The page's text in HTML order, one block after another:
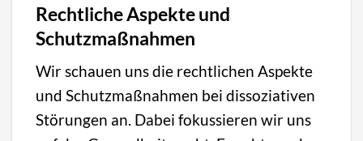
Rechtliche Aspekte und
Schutzmaßnahmen
Wir schauen uns die rechtlichen Aspekte
und Schutzmaßnahmen bei dissoziativen
Störungen an. Dabei fokussieren wir uns